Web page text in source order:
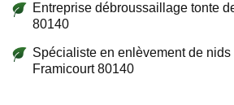
Entreprise débroussaillage tonte
80140
Spécialiste en enlèvement de
Framicourt 80140